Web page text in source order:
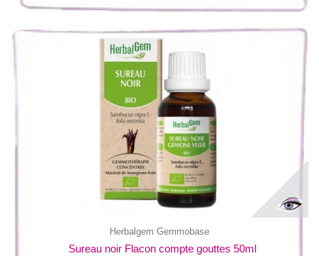
Herbalgem Gemmobase
Sureau noir Flacon compte gouttes 50ml